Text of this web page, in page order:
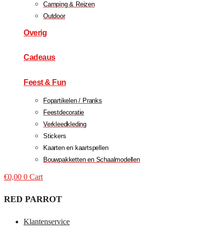
Camping & Reizen
Outdoor
Overig
Cadeaus
Feest & Fun
Fopartikelen / Pranks
Feestdecoratie
Verkleedkleding
Stickers
Kaarten en kaartspellen
Bouwpakketten en Schaalmodellen
€0,00 0 Cart
RED PARROT
Klantenservice